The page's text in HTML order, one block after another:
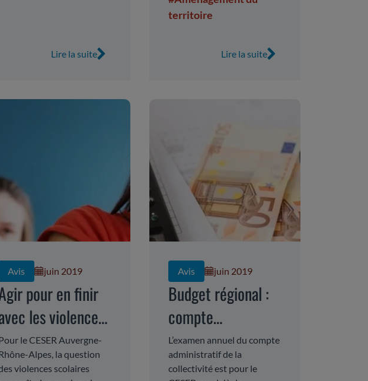
axes de progrès.Lire la suite
territoire
Lire la suite
Avis juin 2019
pour en finir
les violences
le CESER Auvergne-
Alpes, la question
violences scolaires
Avis juin 2019
Budget régional :
compte
administratif 2018
L’examen annuel du compte
administratif de la
collectivité est pour le